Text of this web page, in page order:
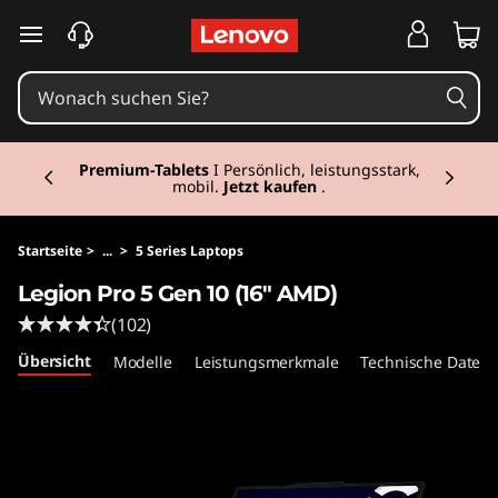
e
g
o
n
P
zum Hauptinhalt springen
Premium-TabletsI Persönlich, leistungsstark,
mobil. Jetzt kaufen .
Startseite > ... > 5 Series Laptops
Legion Pro 5 Gen 10 (16" AMD)
(102)
Übersicht Modelle Leistungsmerkmale Technische Daten